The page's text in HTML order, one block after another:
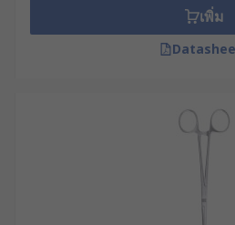
อุตสาหกรรมสิ่งทอ ยานยนต์
ภายใน ใช้กรรไกรตัดผ้าสำหรับงาน
อุตสาหกรรมในการตัดเย็บแ
รอยตัดเรียบสวย ลดการรุ่ยข
โดยตรงต่อคุณภาพการประ
เพิ่ม